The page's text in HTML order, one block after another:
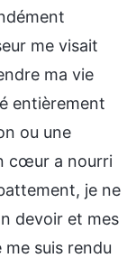
me visait
ma vie
entièrement
ou une
cœur a nourri
je ne
devoir et mes
suis rendu